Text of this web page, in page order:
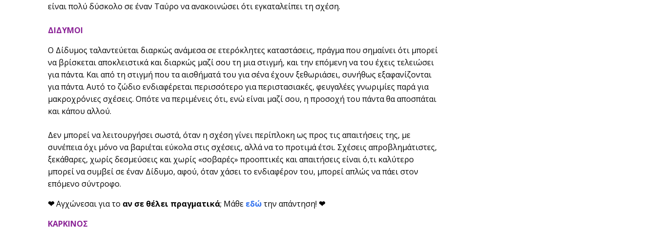
είναι πολύ δύσκολο σε έναν Ταύρο να ανακοινώσει ότι εγκαταλείπει τη σχέση.
ΔΙΔΥΜΟΙ
Ο Δίδυμος ταλαντεύεται διαρκώς ανάμεσα σε ετερόκλητες καταστάσεις, πράγμα που σημαίνει ότι μπορεί
να βρίσκεται αποκλειστικά και διαρκώς μαζί σου τη μια στιγμή, και την επόμενη να του έχεις τελειώσει
για πάντα. Και από τη στιγμή που τα αισθήματά του για σένα έχουν ξεθωριάσει, συνήθως εξαφανίζονται
για πάντα. Αυτό το ζώδιο ενδιαφέρεται περισσότερο για περιστασιακές, φευγαλέες γνωριμίες παρά για
μακροχρόνιες σχέσεις. Οπότε να περιμένεις ότι, ενώ είναι μαζί σου, η προσοχή του πάντα θα αποσπάται
και κάπου αλλού.
Δεν μπορεί να λειτουργήσει σωστά, όταν η σχέση γίνει περίπλοκη ως προς τις απαιτήσεις της, με
συνέπεια όχι μόνο να βαριέται εύκολα στις σχέσεις, αλλά να το προτιμά έτσι. Σχέσεις απροβλημάτιστες,
ξεκάθαρες, χωρίς δεσμεύσεις και χωρίς «σοβαρές» προοπτικές και απαιτήσεις είναι ό,τι καλύτερο
μπορεί να συμβεί σε έναν Δίδυμο, αφού, όταν χάσει το ενδιαφέρον του, μπορεί απλώς να πάει στον
επόμενο σύντροφο.
❤Αγχώνεσαι για το αν σε θέλει πραγματικά; Μάθε εδώτην απάντηση! ❤
ΚΑΡΚΙΝΟΣ